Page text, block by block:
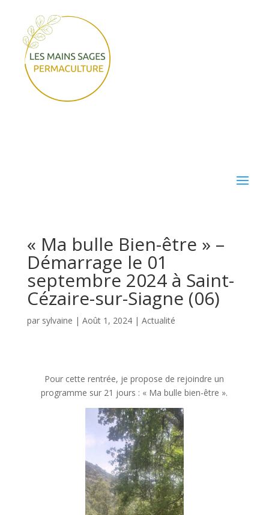
« Ma bulle Bien-être » –
Démarrage le 01
septembre 2024 à Saint-
Cézaire-sur-Siagne (06)
par sylvaine | Août 1, 2024| Actualité
Pour cette rentrée, je propose de rejoindre un
programme sur 21 jours : « Ma bulle bien-être ».